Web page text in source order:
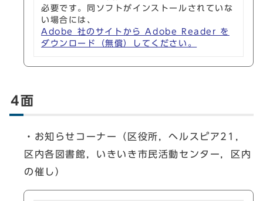
必要です。同ソフトがインストールされていな
い場合には、
Adobe 社のサイトから Adobe Reader を
ダウンロード（無償）してください。
4面
・お知らせコーナー（区役所，ヘルスピア21，
区内各図書館，いきいき市民活動センター，区内
の催し）